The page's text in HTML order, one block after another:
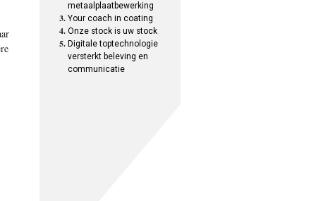
metaalplaatbewerking
Your coach in coating
Onze stock is uw stock
Digitale toptechnologie
versterkt beleving en
communicatie